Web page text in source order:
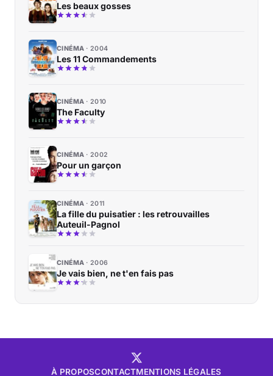
Les beaux gosses
CINÉMA 2004
Les 11 Commandements
CINÉMA 2010
The Faculty
CINÉMA 2002
Pour un garçon
CINÉMA 2011
La fille du puisatier : les retrouvailles
Auteuil-Pagnol
CINÉMA 2006
Je vais bien, ne t'en fais pas
À PROPOSCONTACTMENTIONS LÉGALES